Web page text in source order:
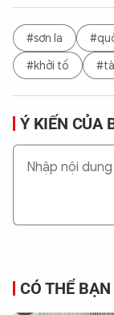
#sơn la
#khởi tố
Ý KIẾN CỦA
CÓ THỂ